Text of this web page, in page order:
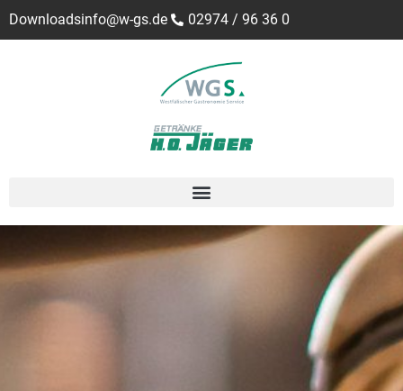
Downloadsinfo@w-gs.de 02974 / 96 36 0